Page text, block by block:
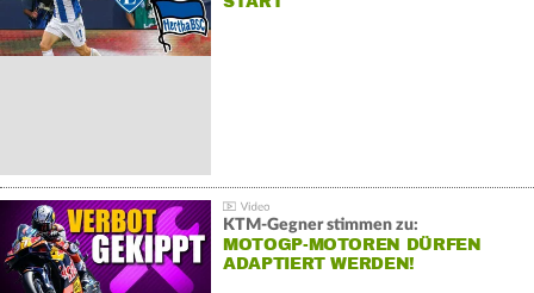
KTM-Gegner stimmen zu:
MOTOGP-MOTOREN DÜRFEN
ADAPTIERT WERDEN!